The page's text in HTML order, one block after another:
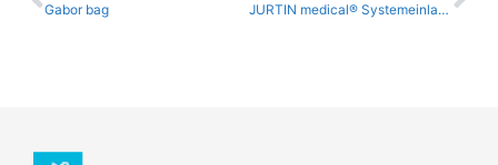
Gabor bag JURTIN medical® Systemeinlage